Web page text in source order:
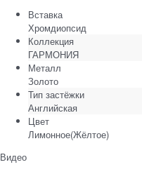
Вставка
Хромдиопсид
Коллекция
ГАРМОНИЯ
Металл
Золото
Тип застёжки
Английская
Цвет
Лимонное(Жёлтое)
Видео